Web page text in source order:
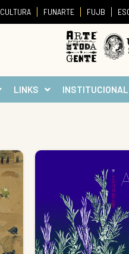
CULTURA FUNARTE FUJB
LINKS INSTITUCIONAL